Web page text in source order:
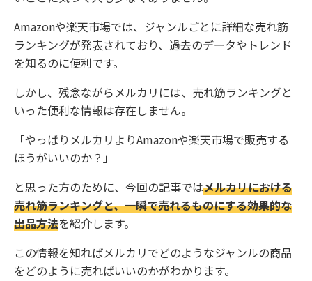
Amazonや楽天市場では、ジャンルごとに詳細な売れ筋
ランキングが発表されており、過去のデータやトレンド
を知るのに便利です。
しかし、残念ながらメルカリには、売れ筋ランキングと
いった便利な情報は存在しません。
「やっぱりメルカリよりAmazonや楽天市場で販売する
ほうがいいのか？」
と思った方のために、今回の記事ではメルカリにおける
売れ筋ランキングと、一瞬で売れるものにする効果的な
出品方法を紹介します。
この情報を知ればメルカリでどのようなジャンルの商品
をどのように売ればいいのかがわかります。